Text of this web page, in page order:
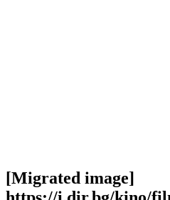
[Migrated image]